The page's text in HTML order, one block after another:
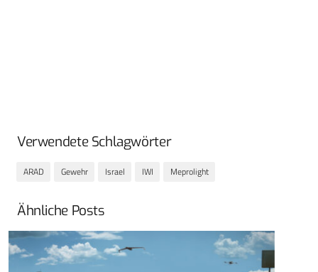
Verwendete Schlagwörter
ARAD Gewehr Israel IWI Meprolight
Ähnliche Posts